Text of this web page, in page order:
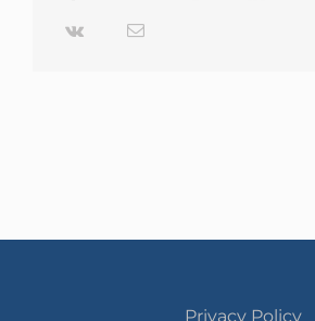
Vk Email
Privacy Policy